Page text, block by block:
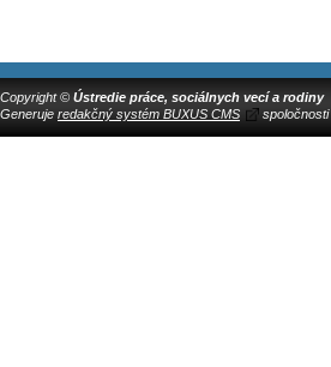
Copyright © Ústredie práce, sociálnych vecí a rodiny
Generuje redakčný systém BUXUS CMS spoločnosti